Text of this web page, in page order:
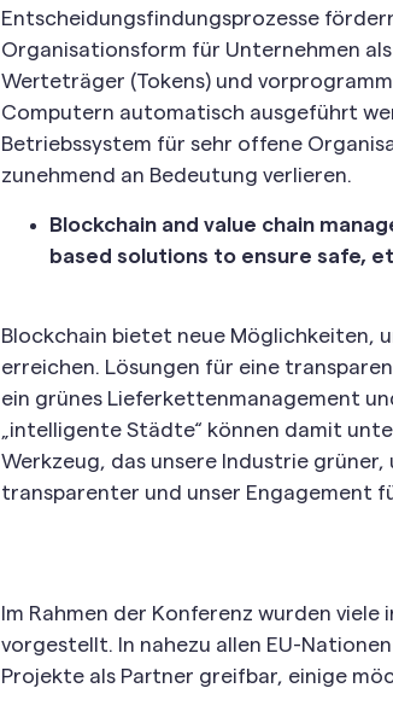
Entscheidungsfindungsprozesse
Organisationsform für Unternehmen
Werteträger (Tokens) und
Computern automatisch ausgeführt
Betriebssystem für sehr offene
zunehmend an Bedeutung verlieren.
Blockchain and value chain
based solutions to ensure safe,
Blockchain bietet neue Möglichkeiten,
erreichen. Lösungen für eine
ein grünes Lieferkettenmanagement
„intelligente Städte“ können damit
Werkzeug, das unsere Industrie
transparenter und unser Engagement
Im Rahmen der Konferenz wurden
vorgestellt. In nahezu allen EU-
Projekte als Partner greifbar, einige